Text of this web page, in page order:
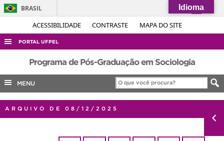
ACESSIBILIDADE CONTRASTE MAPA DO SITE
BRASIL
Simplifique!
Acesso à informação
Legislação
Canais
PORTAL UFPEL
ACESSO À INFORMAÇÃO
AUDITORIA
COBALTO
CONCURSOS
Programa de Pós-Graduação em Sociologia
MENU
ARQUIVO DE 08/12/2025
Idioma